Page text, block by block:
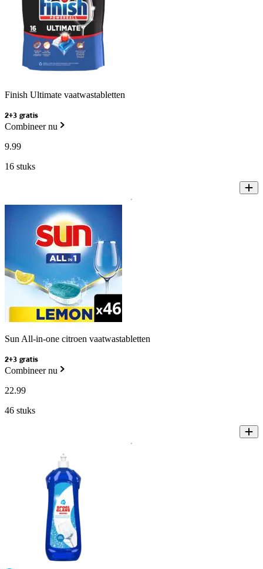
Finish Ultimate vaatwastabletten
2+3 gratis
Combineer nu
9.99
16 stuks
Sun All-in-one citroen vaatwastabletten
2+3 gratis
Combineer nu
22.99
46 stuks